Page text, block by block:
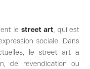
le street art, qui est
sociale. Dans
le street art a
de revendication ou